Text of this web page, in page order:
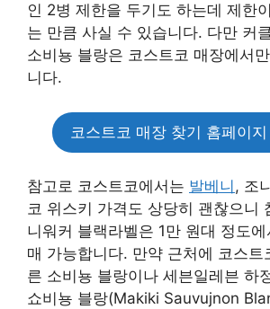
인 2병 제한을 두기도 하는데 제한
는 만큼 사실 수 있습니다. 다만 커
소비뇽 블랑은 코스트코 매장에서
니다.
코스트코 매장 찾기 홈페이
참고로 코스트코에서는 발베니 , 조
코 위스키 가격도 상당히 괜찮으니
니워커 블랙라벨은 1만 원대 정도
매 가능합니다. 만약 근처에 코스트
른 소비뇽 블랑이나 세븐일레븐 하
쇼비뇽 블랑(Makiki Sauvujnon